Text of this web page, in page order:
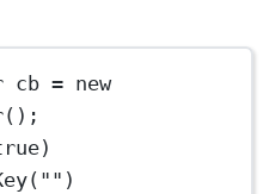
cb = new